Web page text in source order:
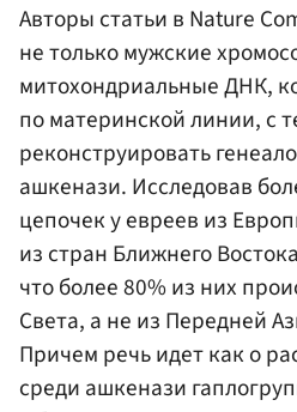
Авторы статьи в Nature
не только мужские
митохондриальные ДНК,
по материнской линии, с
реконструировать
ашкенази. Исследовав
цепочек у евреев из
из стран Ближнего
что более 80% из них
Света, а не из Передней
Причем речь идет как о
среди ашкенази